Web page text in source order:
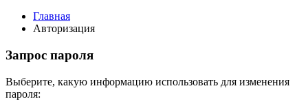
Главная
Авторизация
Запрос пароля
Выберите, какую информацию использовать для изменения
пароля: